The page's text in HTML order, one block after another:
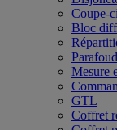
Coupe-
Bloc
Mesure
GTL
Coffret